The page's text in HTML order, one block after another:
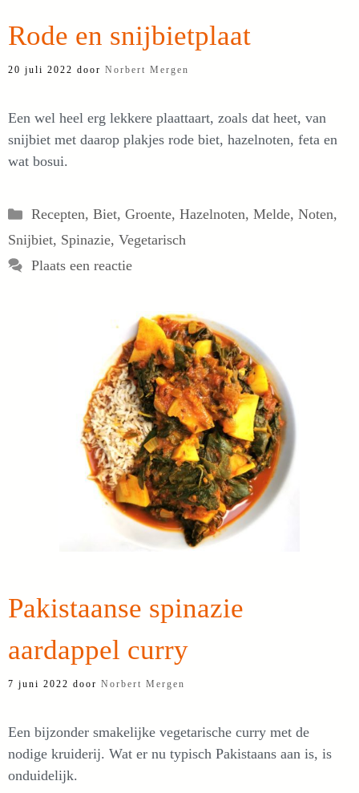
Rode en snijbietplaat
20 juli 2022 door Norbert Mergen
Een wel heel erg lekkere plaattaart, zoals dat heet, van
snijbiet met daarop plakjes rode biet, hazelnoten, feta en
wat bosui.
Categorieën
Recepten, Biet, Groente, Hazelnoten, Melde, Noten,
Snijbiet, Spinazie, Vegetarisch
Plaats een reactie
Pakistaanse spinazie
aardappel curry
7 juni 2022 door Norbert Mergen
Een bijzonder smakelijke vegetarische curry met de
nodige kruiderij. Wat er nu typisch Pakistaans aan is, is
onduidelijk.